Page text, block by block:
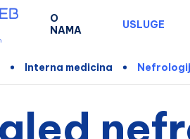
O
NAMA
USLUGE
Interna medicina